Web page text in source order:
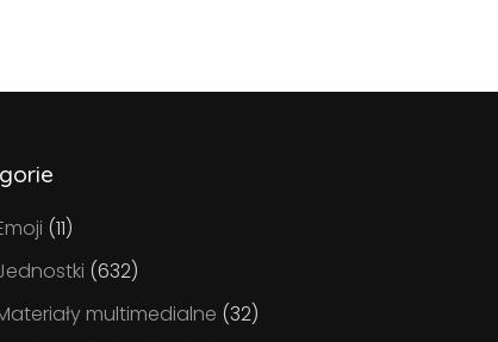
(11)
(632)
multimedialne (32)